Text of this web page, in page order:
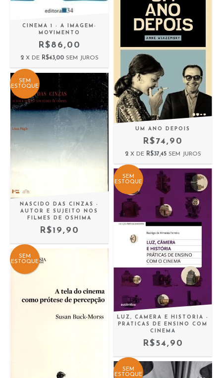
CINEMA 1 - A IMAGEM-
MOVIMENTO
R$86,00
2 X DE R$43,00 SEM JUROS
SEM
ESTOQUE
NASCIDO DAS CINZAS -
AUTOR E SUJEITO NOS
FILMES DE OSHIMA
R$19,90
UM ANO DEPOIS
R$74,90
2 X DE R$37,45 SEM JUROS
SEM
ESTOQUE
SEM
ESTOQUE
LUZ, CAMERA E HISTORIA -
PRATICAS DE ENSINO COM
CINEMA
R$54,90
SEM
ESTOQUE